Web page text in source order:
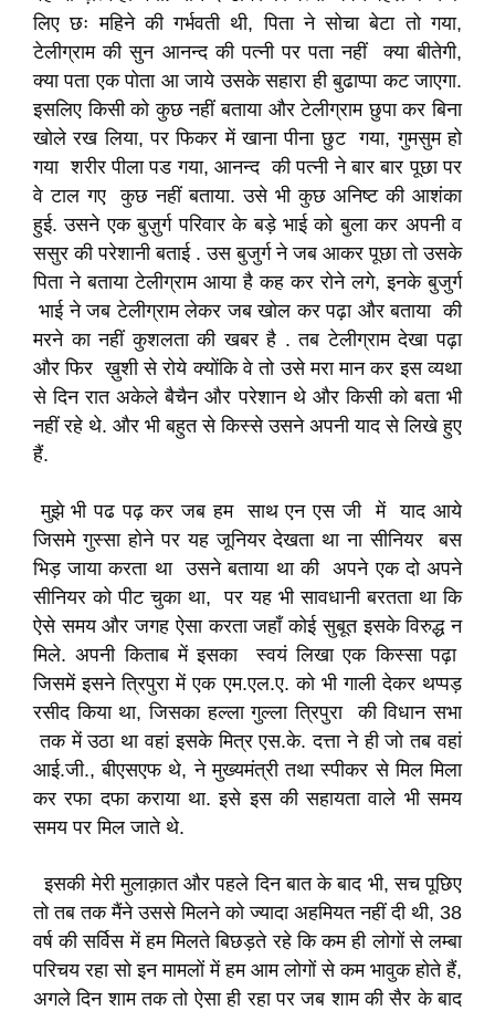
लिए छः महिने की गर्भवती थी, पिता ने सोचा बेटा तो गया,
टेलीग्राम की सुन आनन्द की पत्नी पर पता नहीं क्या बीतेगी,
क्या पता एक पोता आ जाये उसके सहारा ही बुढाप्पा कट जाएगा.
इसलिए किसी को कुछ नहीं बताया और टेलीग्राम छुपा कर बिना
खोले रख लिया, पर फिकर में खाना पीना छुट गया, गुमसुम हो
गया शरीर पीला पड गया, आनन्द की पत्नी ने बार बार पूछा पर
वे टाल गए कुछ नहीं बताया. उसे भी कुछ अनिष्ट की आशंका
हुई. उसने एक बुज़ुर्ग परिवार के बड़े भाई को बुला कर अपनी व
ससुर की परेशानी बताई . उस बुजुर्ग ने जब आकर पूछा तो उसके
पिता ने बताया टेलीग्राम आया है कह कर रोने लगे, इनके बुजुर्ग
भाई ने जब टेलीग्राम लेकर जब खोल कर पढ़ा और बताया की
मरने का नहीं कुशलता की खबर है . तब टेलीग्राम देखा पढ़ा
और फिर ख़ुशी से रोये क्योंकि वे तो उसे मरा मान कर इस व्यथा
से दिन रात अकेले बैचैन और परेशान थे और किसी को बता भी
नहीं रहे थे. और भी बहुत से किस्से उसने अपनी याद से लिखे हुए
हैं.
मुझे भी पढ पढ़ कर जब हम साथ एन एस जी में याद आये
जिसमे गुस्सा होने पर यह जूनियर देखता था ना सीनियर बस
भिड़ जाया करता था उसने बताया था की अपने एक दो अपने
सीनियर को पीट चुका था, पर यह भी सावधानी बरतता था कि
ऐसे समय और जगह ऐसा करता जहाँ कोई सुबूत इसके विरुद्ध न
मिले. अपनी किताब में इसका स्वयं लिखा एक किस्सा पढ़ा
जिसमें इसने त्रिपुरा में एक एम.एल.ए. को भी गाली देकर थप्पड़
रसीद किया था, जिसका हल्ला गुल्ला त्रिपुरा की विधान सभा
तक में उठा था वहां इसके मित्र एस.के. दत्ता ने ही जो तब वहां
आई.जी., बीएसएफ थे, ने मुख्यमंत्री तथा स्पीकर से मिल मिला
कर रफा दफा कराया था. इसे इस की सहायता वाले भी समय
समय पर मिल जाते थे.
इसकी मेरी मुलाक़ात और पहले दिन बात के बाद भी, सच पूछिए
तो तब तक मैंने उससे मिलने को ज्यादा अहमियत नहीं दी थी, 38
वर्ष की सर्विस में हम मिलते बिछड़ते रहे कि कम ही लोगों से लम्बा
परिचय रहा सो इन मामलों में हम आम लोगों से कम भावुक होते हैं,
अगले दिन शाम तक तो ऐसा ही रहा पर जब शाम की सैर के बाद